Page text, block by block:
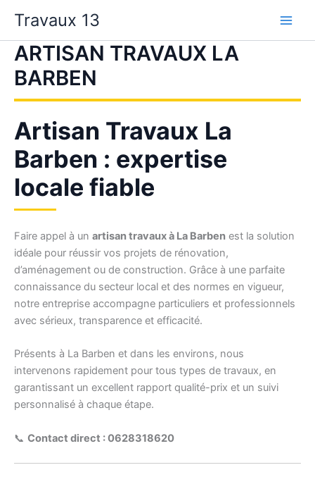
contenu
Travaux 13
ARTISAN TRAVAUX LA
BARBEN
Artisan Travaux La
Barben : expertise
locale fiable
Faire appel à un artisan travaux à La Barben est la solution
idéale pour réussir vos projets de rénovation,
d’aménagement ou de construction. Grâce à une parfaite
connaissance du secteur local et des normes en vigueur,
notre entreprise accompagne particuliers et professionnels
avec sérieux, transparence et efficacité.
Présents à La Barben et dans les environs, nous
intervenons rapidement pour tous types de travaux, en
garantissant un excellent rapport qualité-prix et un suivi
personnalisé à chaque étape.
📞 Contact direct : 0628318620